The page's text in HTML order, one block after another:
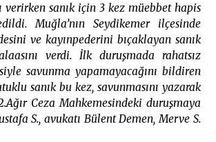
FETHİYE BELEDİYESİ HAZİRAN AYI MECLİS
TOPLANTISI GERÇEKLEŞTİRİLDİ
2 ay ago
HAYIRSEVER DİNÇER AKYALI’DAN EĞİTİME
DESTEK
2 ay ago
verirken sanık için 3 kez müebbet hapis
Muğla’nın Seydikemer ilçesinde
ve kayınpederini bıçaklayan sanık
verdi. İlk duruşmada rahatsız
savunma yapamayacağını bildiren
sanık bu kez, savunmasını yazarak
Ceza Mahkemesindeki duruşmaya
S., avukatı Bülent Demen, Merve S.